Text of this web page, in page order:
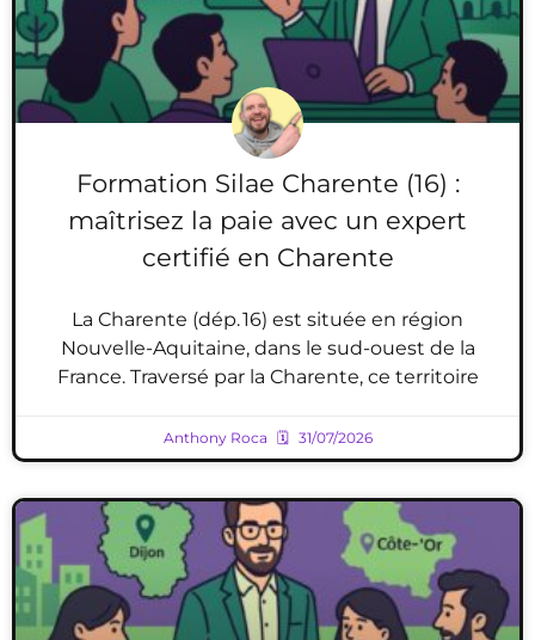
Formation Silae Charente (16) :
maîtrisez la paie avec un expert
certifié en Charente
La Charente (dép. 16) est située en région
Nouvelle-Aquitaine, dans le sud-ouest de la
France. Traversé par la Charente, ce territoire
Anthony Roca 31/07/2026